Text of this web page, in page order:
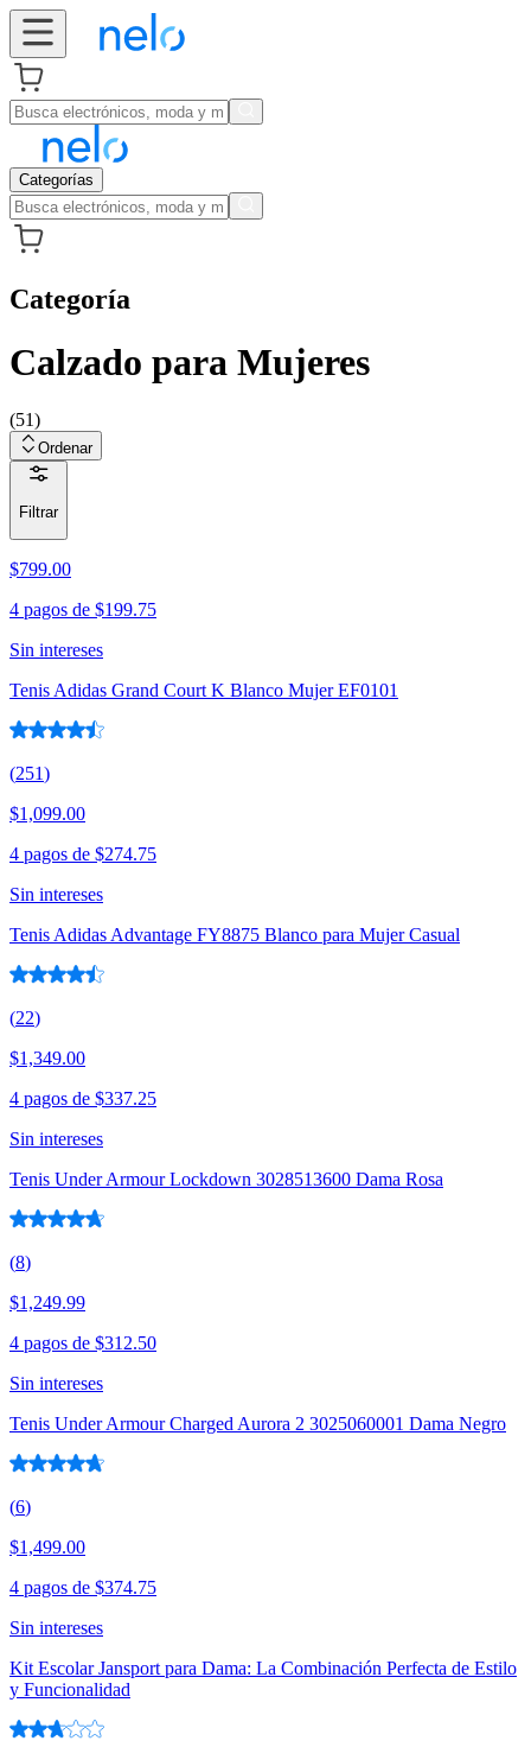
Categorías
Categoría
Calzado para Mujeres
(51)
Ordenar
Filtrar
$799.00
4 pagos de $199.75
Sin intereses
Tenis Adidas Grand Court K Blanco Mujer EF0101
(251)
$1,099.00
4 pagos de $274.75
Sin intereses
Tenis Adidas Advantage FY8875 Blanco para Mujer Casual
(22)
$1,349.00
4 pagos de $337.25
Sin intereses
Tenis Under Armour Lockdown 3028513600 Dama Rosa
(8)
$1,249.99
4 pagos de $312.50
Sin intereses
Tenis Under Armour Charged Aurora 2 3025060001 Dama Negro
(6)
$1,499.00
4 pagos de $374.75
Sin intereses
Kit Escolar Jansport para Dama: La Combinación Perfecta de Estilo
y Funcionalidad